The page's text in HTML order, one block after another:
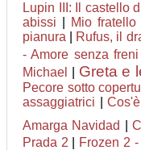
Lupin III: Il castello
abissi
Mio
pianura
Rufus, il
- Amore senza freni
Michael
Greta e
Pecore sotto
assaggiatrici |
Amarga Navidad
|
Prada 2 Frozen 2